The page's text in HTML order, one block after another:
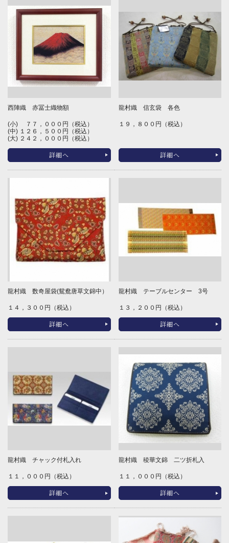
西陣織 赤冨士織物額
(小) ７７，０００円（税込）
(中) １２６，５００円（税込）
(大) ２４２，０００円（税込）
詳細へ
龍村織 信玄袋 各色
１９，８００円（税込）
詳細へ
龍村織 数奇屋袋(鴛鴦唐草文錦中）
１４，３００円（税込）
詳細へ
龍村織 テーブルセンター 3号
１３，２００円（税込）
詳細へ
龍村織 チャック付札入れ
１１，０００円（税込）
詳細へ
龍村織 稜華文錦 二ツ折札入
１１，０００円（税込）
詳細へ